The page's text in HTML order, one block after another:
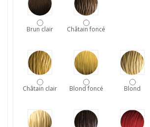
Brun clair Châtain foncé
Châtain clair Blond foncé Blond